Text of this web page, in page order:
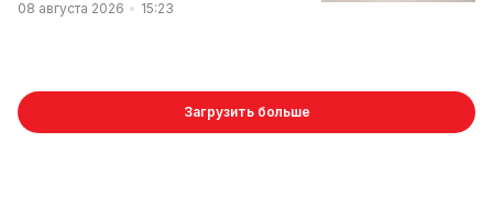
08 августа 2026 15:23
Загрузить больше